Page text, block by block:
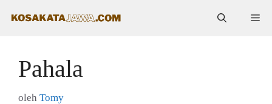
Pahala
oleh Tomy